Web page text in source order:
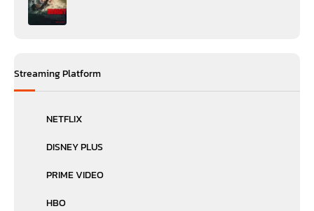
Streaming Platform
NETFLIX
DISNEY PLUS
PRIME VIDEO
HBO